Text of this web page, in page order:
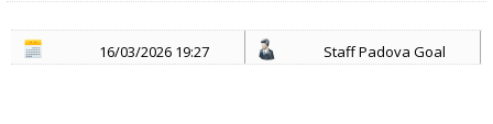
16/03/2026 19:27 Staff Padova Goal